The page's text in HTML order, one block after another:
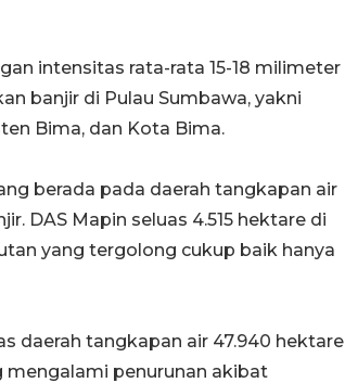
intensitas rata-rata 15-18 milimeter
banjir di Pulau Sumbawa, yakni
Bima, dan Kota Bima.
berada pada daerah tangkapan air
DAS Mapin seluas 4.515 hektare di
yang tergolong cukup baik hanya
daerah tangkapan air 47.940 hektare
penurunan akibat